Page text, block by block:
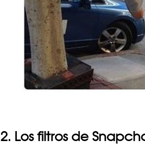
2. Los filtros de